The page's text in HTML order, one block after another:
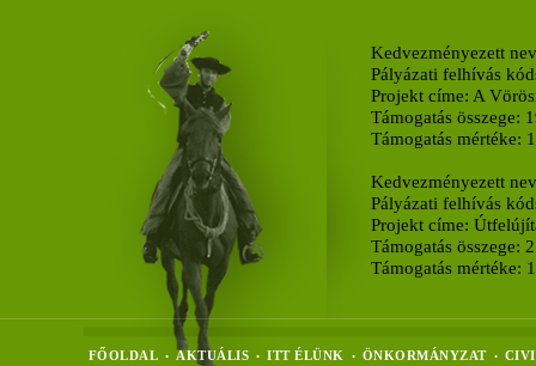
Kedvezményezett
Pályázati felhívás
Projekt címe: A
Támogatás összege:
Támogatás mértéke:
Kedvezményezett
Pályázati felhívás
Projekt címe:
Támogatás összege:
Támogatás mértéke:
FŐOLDAL • AKTUÁLIS • ITT ÉLÜNK • ÖNKORMÁNYZAT •